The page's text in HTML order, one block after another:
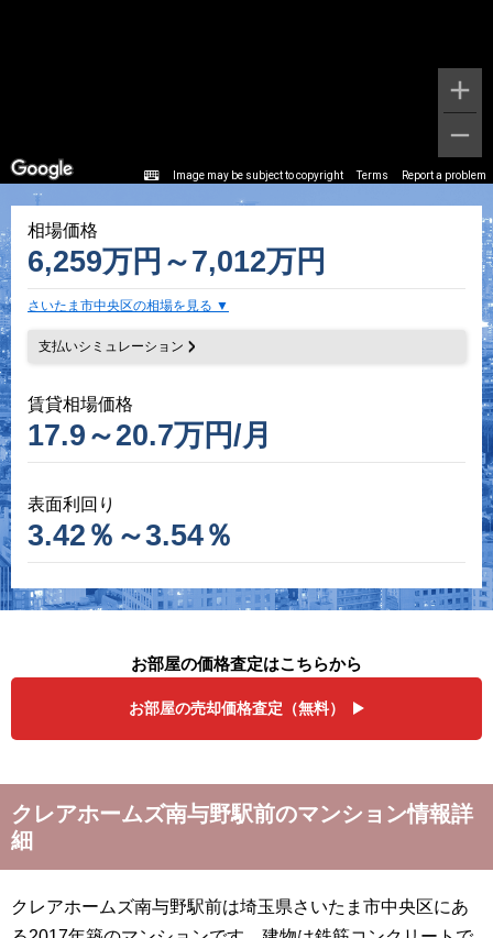
相場価格
6,259万円～7,012万円
さいたま市中央区の相場を見る
支払いシミュレーション
賃貸相場価格
17.9～20.7万円/月
表面利回り
3.42％～3.54％
Image may be subject to copyright Terms Report a problem
お部屋の価格査定はこちらから
お部屋の売却価格査定（無料）
クレアホームズ南与野駅前のマンション情報詳
細
クレアホームズ南与野駅前は埼玉県さいたま市中央区にあ